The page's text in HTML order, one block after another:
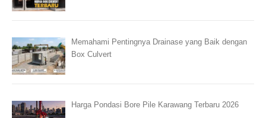
Memahami Pentingnya Drainase yang Baik dengan
Box Culvert
Harga Pondasi Bore Pile Karawang Terbaru 2026